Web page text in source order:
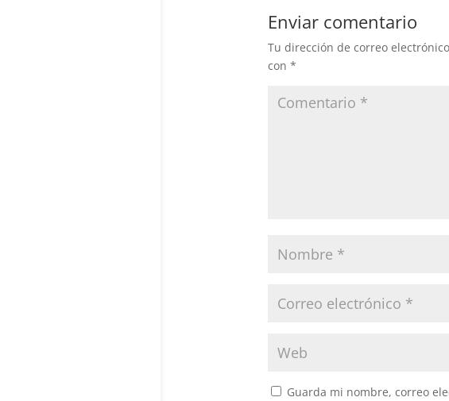
Enviar comentario
Tu dirección de correo
con *
Guarda mi nombre, correo